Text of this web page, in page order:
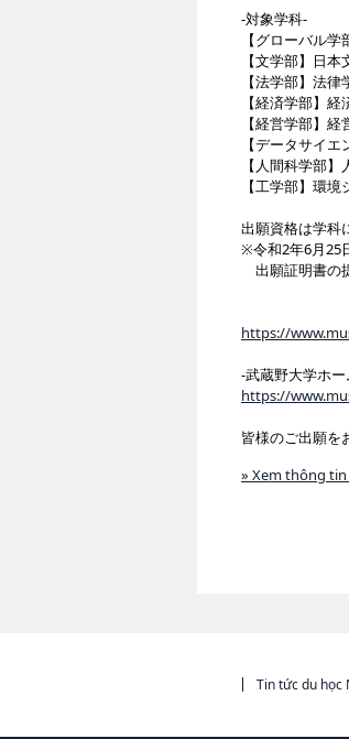
-対象学科-
【グローバル
【文学部】日
【法学部】法
【経済学部】経
【経営学部】
【データサイ
【人間科学部
【工学部】環
出願資格は学科
※令和2年6月25
出願証明書の
https://
-武蔵野大学ホ
https://
皆様のご出願を
» Xem thông
Tin tức du học